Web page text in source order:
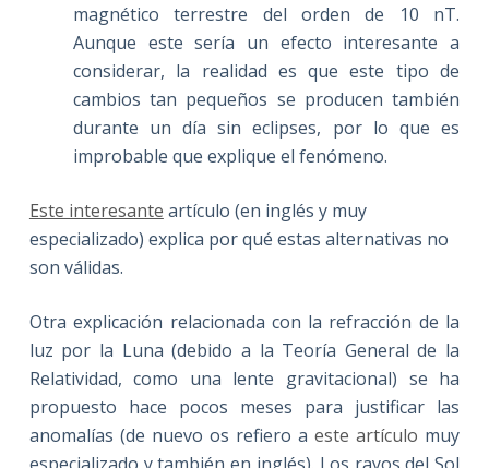
magnético terrestre del orden de 10 nT.
Aunque este sería un efecto interesante a
considerar, la realidad es que este tipo de
cambios tan pequeños se producen también
durante un día sin eclipses, por lo que es
improbable que explique el fenómeno.
Este interesante artículo (en inglés y muy
especializado) explica por qué estas alternativas no
son válidas.
Otra explicación relacionada con la refracción de la
luz por la Luna (debido a la Teoría General de la
Relatividad, como una lente gravitacional) se ha
propuesto hace pocos meses para justificar las
anomalías (de nuevo os refiero aeste artículo muy